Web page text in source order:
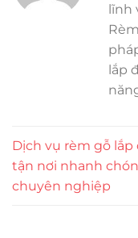
lĩnh
lắp
Dịch vụ rèm gỗ lắp
tận nơi nhanh
chuyên nghiệp